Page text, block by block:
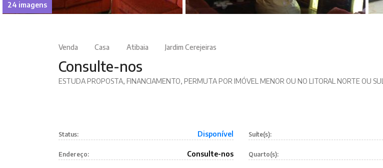
24 imagens
Venda Casa Atibaia Jardim Cerejeiras
Consulte-nos
ESTUDA PROPOSTA, FINANCIAMENTO, PERMUTA POR IMÓVEL MENOR OU NO LITORAL NORTE OU SUL
Status: Disponível
Endereço: Consulte-nos
Suíte(s):
Quarto(s):